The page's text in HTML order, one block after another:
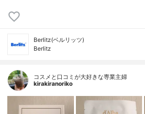
Berlitz(ベルリッツ)
Berlitz
コスメと口コミが大好きな専業主婦
kirakiranoriko